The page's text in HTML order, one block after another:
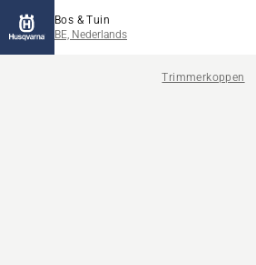
Bos & Tuin
BE, Nederlands
Trimmerkoppen